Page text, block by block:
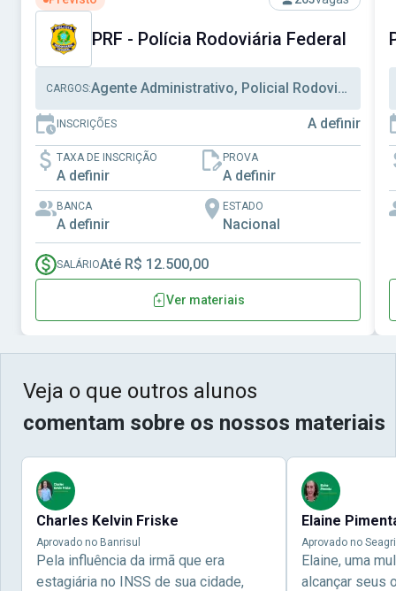
PRF - Polícia Rodoviária Federal
CARGOS: Agente Administrativo, Policial Rodoviário Federal
INSCRIÇÕES A definir
TAXA DE INSCRIÇÃO
A definir
PROVA
A definir
BANCA
A definir
ESTADO
Nacional
SALÁRIOAté R$ 12.500,00
Ver materiais
Veja o que outros alunos
comentam sobre os nossos materiais
Charles Kelvin Friske
Aprovado no Banrisul
Pela influência da irmã que era
estagiária no INSS de sua cidade,
Elaine
Aprovado no
Elaine, uma
alcançar seus